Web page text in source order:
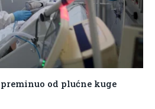
od plućne kuge